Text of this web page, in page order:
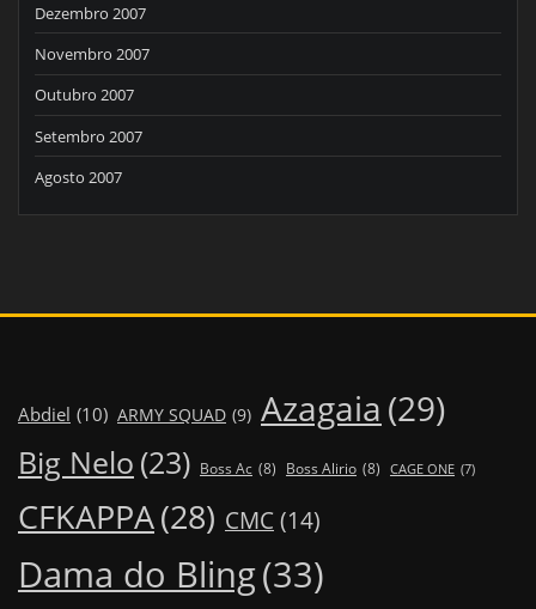
Dezembro 2007
Novembro 2007
Outubro 2007
Setembro 2007
Agosto 2007
Abdiel (10) ARMY SQUAD (9) Azagaia (29)
Big Nelo (23) Boss Ac (8) Boss Alirio (8) CAGE ONE (7)
CFKAPPA(28) CMC (14)
Dama do Bling(33)